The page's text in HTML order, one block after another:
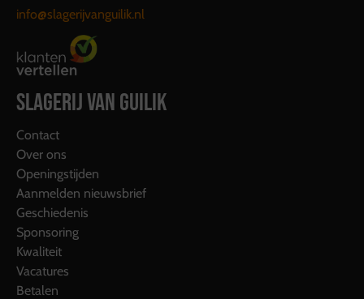
info@slagerijvanguilik.nl
SLAGERIJ VAN GUILIK
Contact
Over ons
Openingstijden
Aanmelden nieuwsbrief
Geschiedenis
Sponsoring
Kwaliteit
Vacatures
Betalen